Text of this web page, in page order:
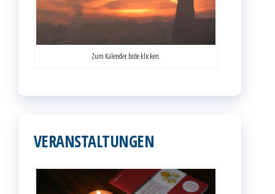
Zum Kalender bitte klicken.
VERANSTALTUNGEN